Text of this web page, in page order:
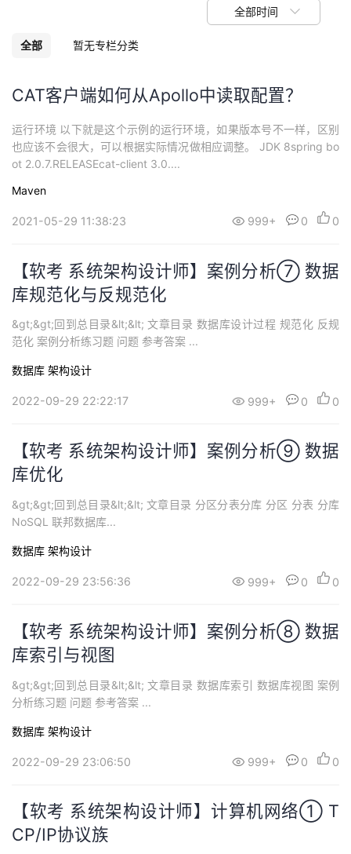
发
学
堂
我
课
的
证
我
实
的
Programs
的
持
我
的
术
持
我
云
建
全部时间
全部 暂无专栏分类
CAT客户端如何从Apollo中读取配置？
运行环境 以下就是这个示例的运行环境，如果版本号不一样，区别
也应该不会很大，可以根据实际情况做相应调整。 JDK 8spring bo
ot 2.0.7.RELEASEcat-client 3.0....
Maven
2021-05-29 11:38:23 999+ 0 0
【软考 系统架构设计师】案例分析⑦ 数据
库规范化与反规范化
&gt;&gt;回到总目录&lt;&lt; 文章目录 数据库设计过程 规范化 反规
范化 案例分析练习题 问题 参考答案 ...
数据库 架构设计
2022-09-29 22:22:17 999+ 0 0
【软考 系统架构设计师】案例分析⑨ 数据
库优化
&gt;&gt;回到总目录&lt;&lt; 文章目录 分区分表分库 分区 分表 分库
NoSQL 联邦数据库...
数据库 架构设计
2022-09-29 23:56:36 999+ 0 0
【软考 系统架构设计师】案例分析⑧ 数据
库索引与视图
&gt;&gt;回到总目录&lt;&lt; 文章目录 数据库索引 数据库视图 案例
分析练习题 问题 参考答案 ...
数据库 架构设计
2022-09-29 23:06:50 999+ 0 0
【软考 系统架构设计师】计算机网络① T
CP/IP协议族